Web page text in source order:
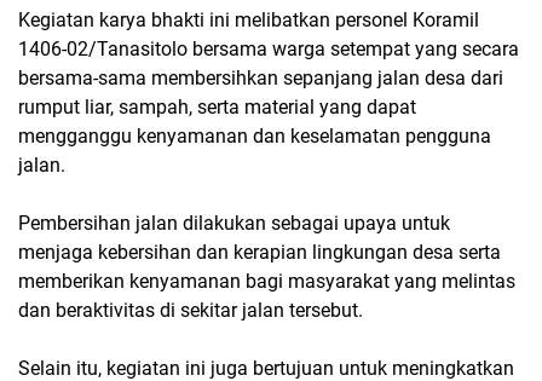
Kegiatan karya bhakti ini melibatkan personel Koramil
1406-02/Tanasitolo bersama warga setempat yang secara
bersama-sama membersihkan sepanjang jalan desa dari
rumput liar, sampah, serta material yang dapat
mengganggu kenyamanan dan keselamatan pengguna
jalan.
Pembersihan jalan dilakukan sebagai upaya untuk
menjaga kebersihan dan kerapian lingkungan desa serta
memberikan kenyamanan bagi masyarakat yang melintas
dan beraktivitas di sekitar jalan tersebut.
Selain itu, kegiatan ini juga bertujuan untuk meningkatkan